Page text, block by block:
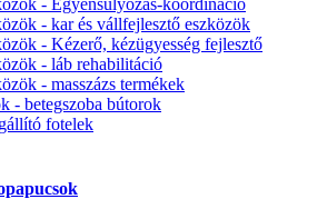
- Egyensúlyozás-koordináció
- kar és vállfejlesztő eszközök
- Kézerő, kézügyesség fejlesztő
- láb rehabilitáció
- masszázs termékek
- betegszoba bútorok
fotelek